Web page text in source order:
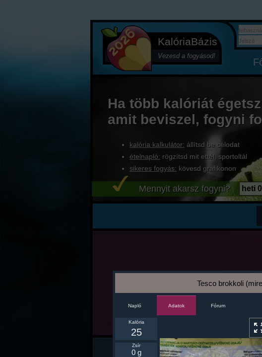
KalóriaBázis
Vezesd a fogyásod!
Ha több kalóriát
amit beviszel, fogyni
kalória kalkulátor: állítsd be célodat
ételnapló: rögzítsd mit ettél, sportoltál
sikeres fogyás: kövesd grafikonon
Mennyit akarsz fogyni? heti
Tesco brokkoli
Napló Adatok Fórum
Kalória
25
Zsír
0 g